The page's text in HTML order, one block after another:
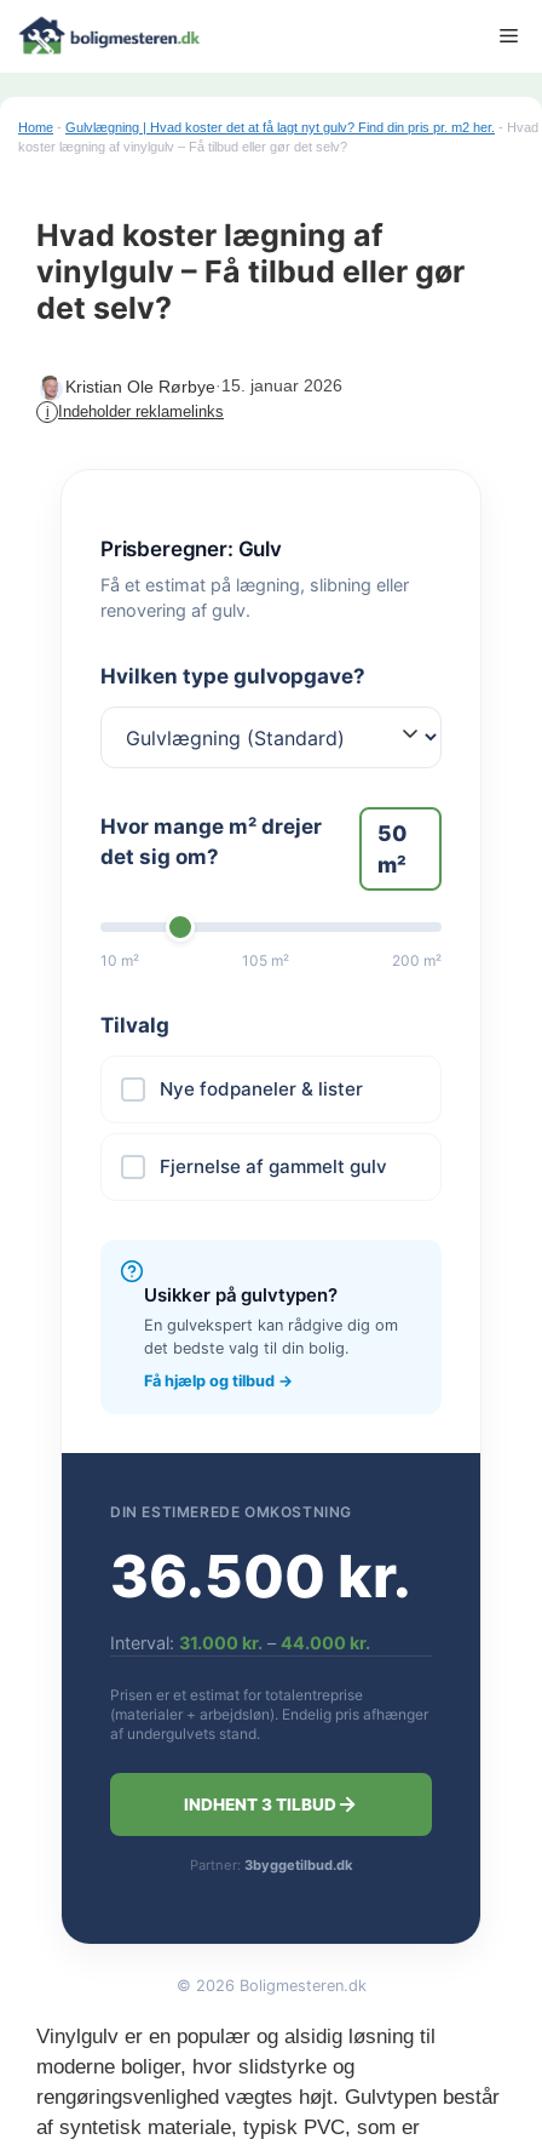
Home - Gulvlægning | Hvad koster det at få lagt nyt gulv? Find din pris pr. m2 her. - Hvad
koster lægning af vinylgulv – Få tilbud eller gør det selv?
Hvad koster lægning af
vinylgulv – Få tilbud eller gør
det selv?
Kristian Ole Rørbye·15. januar 2026
i Indeholder reklamelinks
Prisberegner: Gulv
Få et estimat på lægning, slibning eller
renovering af gulv.
Hvilken type gulvopgave?
Hvor mange m² drejer
det sig om?
50
m²
10 m² 105 m² 200 m²
Tilvalg
Nye fodpaneler & lister
Fjernelse af gammelt gulv
Usikker på gulvtypen?
En gulvekspert kan rådgive dig om
det bedste valg til din bolig.
Få hjælp og tilbud →
DIN ESTIMEREDE OMKOSTNING
36.500 kr.
Interval: 31.000 kr. – 44.000 kr.
Prisen er et estimat for totalentreprise
(materialer + arbejdsløn). Endelig pris afhænger
af undergulvets stand.
INDHENT 3 TILBUD
Partner: 3byggetilbud.dk
© 2026 Boligmesteren.dk
Vinylgulv er en populær og alsidig løsning til
moderne boliger, hvor slidstyrke og
rengøringsvenlighed vægtes højt. Gulvtypen består
af syntetisk materiale, typisk PVC, som er